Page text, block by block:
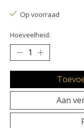
Op voorraad
Hoeveelheid:
Aan